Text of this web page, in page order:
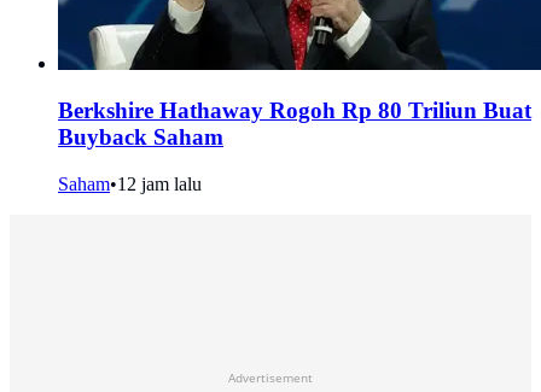
Berkshire Hathaway Rogoh Rp 80 Triliun Buat
Buyback Saham
Saham•12 jam lalu
Advertisement